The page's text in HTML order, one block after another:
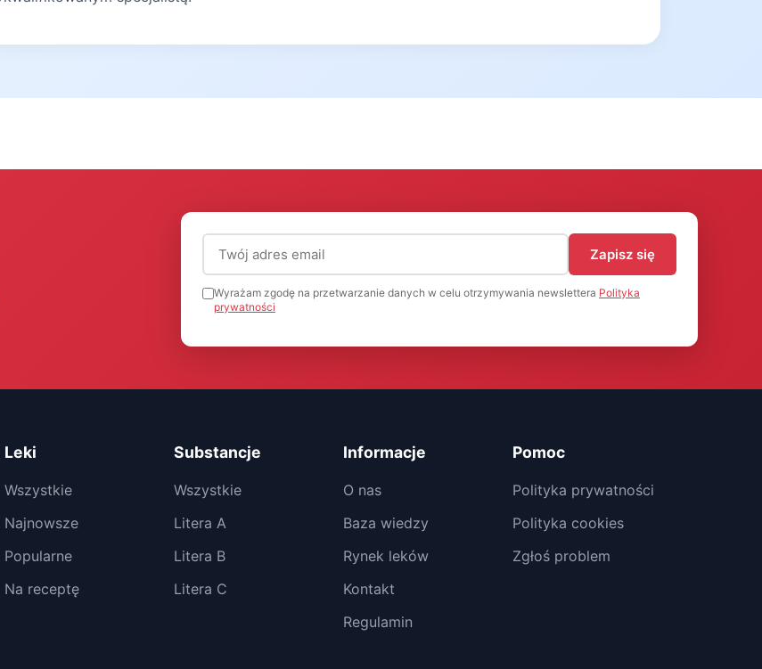
Adres email (wymagany)
Zapisz się
Wyrażam zgodę na przetwarzanie danych w celu otrzymywania newslettera Polityka
prywatności
Leki
Wszystkie
Najnowsze
Popularne
Na receptę
Substancje
Wszystkie
Litera A
Litera B
Litera C
Informacje
O nas
Baza wiedzy
Rynek leków
Kontakt
Regulamin
Pomoc
Polityka prywatności
Polityka cookies
Zgłoś problem